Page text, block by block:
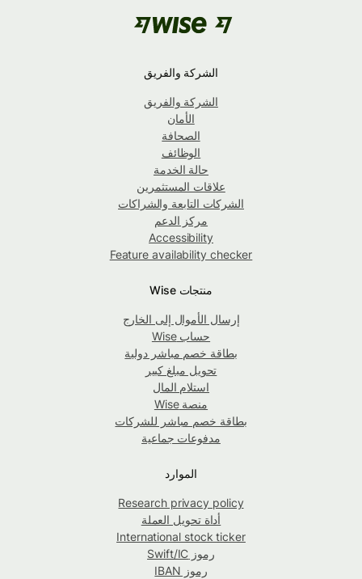
الشركة والفريق
الشركة والفريق
الأمان
الصحافة
الوظائف
حالة الخدمة
علاقات المستثمرين
الشركات التابعة والشراكات
مركز الدعم
Accessibility
Feature availability checker
منتجات Wise
إرسال الأموال إلى الخارج
حساب Wise
بطاقة خصم مباشر دولية
تحويل مبلغ كبير
استلام المال
منصة Wise
بطاقة خصم مباشر للشركات
مدفوعات جماعية
الموارد
Research privacy policy
أداة تحويل العملة
International stock ticker
رموز Swift/IC
رموز IBAN